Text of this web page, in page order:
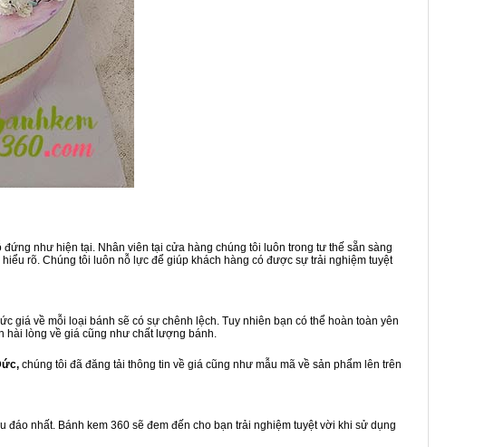
như hiện tại. Nhân viên tại cửa hàng chúng tôi luôn trong tư thế sẵn sàng
rõ. Chúng tôi luôn nỗ lực để giúp khách hàng có được sự trải nghiệm tuyệt
giá về mỗi loại bánh sẽ có sự chênh lệch. Tuy nhiên bạn có thể hoàn toàn yên
hài lòng về giá cũng như chất lượng bánh.
chúng tôi đã đăng tải thông tin về giá cũng như mẫu mã về sản phẩm lên trên
nhất. Bánh kem 360 sẽ đem đến cho bạn trải nghiệm tuyệt vời khi sử dụng